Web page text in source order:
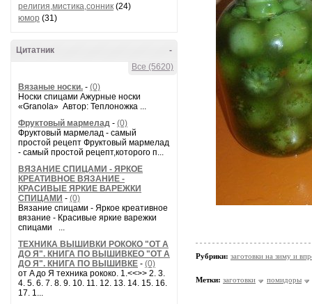
религия,мистика,сонник (24)
юмор (31)
-
Цитатник
Все (5620)
Вязаные носки. - (0)
Носки спицами Ажурные носки
«Granola» Автор: Теплоножка ...
Фруктовый мармелад - (0)
Фруктовый мармелад - самый
простой рецепт Фруктовый мармелад
- самый простой рецепт,которого п...
ВЯЗАНИЕ СПИЦАМИ - ЯРКОЕ
КРЕАТИВНОЕ ВЯЗАНИЕ -
КРАСИВЫЕ ЯРКИЕ ВАРЕЖКИ
СПИЦАМИ - (0)
Вязание спицами - Яркое креативное
вязание - Красивые яркие варежки
спицами ...
ТЕХНИКА ВЫШИВКИ РОКОКО "ОТ А
ДО Я". КНИГА ПО ВЫШИВКЕО "ОТ А
ДО Я". КНИГА ПО ВЫШИВКЕ - (0)
от A до Я техника рококо. 1.<<>> 2. 3.
4. 5. 6. 7. 8. 9. 10. 11. 12. 13. 14. 15. 16.
17. 1...
Рубрики: заготовки на зиму и
Метки: заготовки помидоры